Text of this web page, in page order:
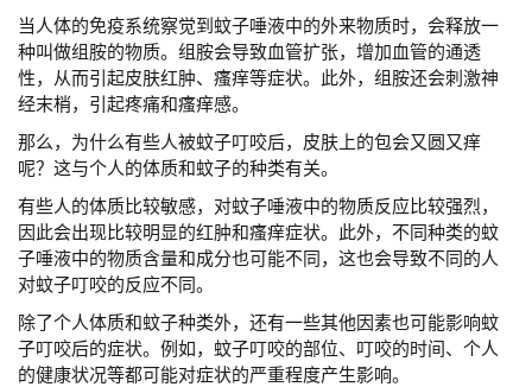
当人体的免疫系统察觉到蚊子唾液中的外来物质时，会释放一
种叫做组胺的物质。组胺会导致血管扩张，增加血管的通透
性，从而引起皮肤红肿、瘙痒等症状。此外，组胺还会刺激神
经末梢，引起疼痛和瘙痒感。
那么，为什么有些人被蚊子叮咬后，皮肤上的包会又圆又痒
呢？这与个人的体质和蚊子的种类有关。
有些人的体质比较敏感，对蚊子唾液中的物质反应比较强烈，
因此会出现比较明显的红肿和瘙痒症状。此外，不同种类的蚊
子唾液中的物质含量和成分也可能不同，这也会导致不同的人
对蚊子叮咬的反应不同。
除了个人体质和蚊子种类外，还有一些其他因素也可能影响蚊
子叮咬后的症状。例如，蚊子叮咬的部位、叮咬的时间、个人
的健康状况等都可能对症状的严重程度产生影响。